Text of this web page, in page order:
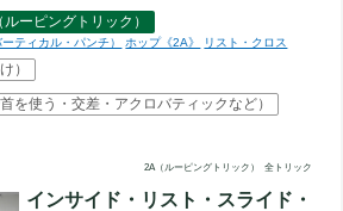
2A（ルーピングトリック） 全トリック
ルーピングトリック）
ティカル・パンチ） ホップ《2A》 リスト・クロス
）
を使う・交差・アクロバティックなど）
インサイド・リスト・スライド・